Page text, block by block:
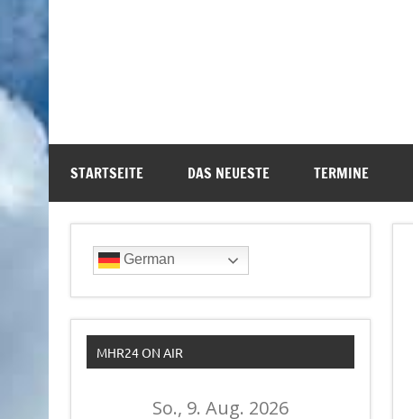
STARTSEITE DAS NEUESTE TERMINE
German
MHR24 ON AIR